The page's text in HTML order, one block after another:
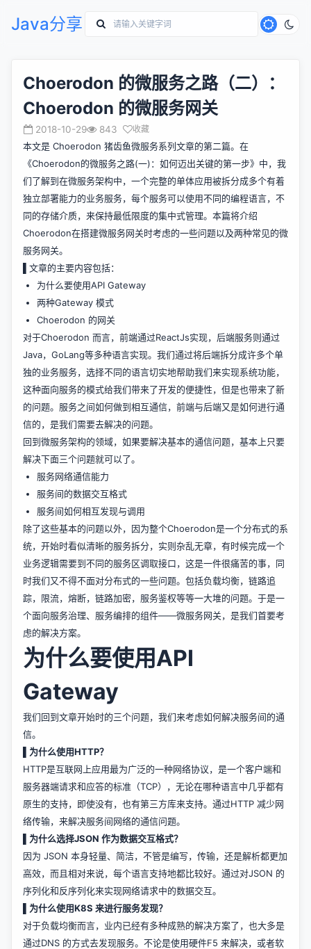
Java分享
Choerodon 的微服务之路（二）：
Choerodon 的微服务网关
2018-10-29 843 收藏
本文是 Choerodon 猪齿鱼微服务系列文章的第二篇。在
《Choerodon的微服务之路(一)：如何迈出关键的第一步》 中，我
们了解到在微服务架构中，一个完整的单体应用被拆分成多个有着
独立部署能力的业务服务，每个服务可以使用不同的编程语言，不
同的存储介质，来保持最低限度的集中式管理。本篇将介绍
Choerodon在搭建微服务网关时考虑的一些问题以及两种常见的微
服务网关。
▌文章的主要内容包括：
为什么要使用API Gateway
两种Gateway 模式
Choerodon 的网关
对于Choerodon 而言，前端通过ReactJs实现，后端服务则通过
Java，GoLang等多种语言实现。我们通过将后端拆分成许多个单
独的业务服务，选择不同的语言切实地帮助我们来实现系统功能，
这种面向服务的模式给我们带来了开发的便捷性，但是也带来了新
的问题。服务之间如何做到相互通信，前端与后端又是如何进行通
信的，是我们需要去解决的问题。
回到微服务架构的领域，如果要解决基本的通信问题，基本上只要
解决下面三个问题就可以了。
服务网络通信能力
服务间的数据交互格式
服务间如何相互发现与调用
除了这些基本的问题以外，因为整个Choerodon是一个分布式的系
统，开始时看似清晰的服务拆分，实则杂乱无章，有时候完成一个
业务逻辑需要到不同的服务区调取接口，这是一件很痛苦的事，同
时我们又不得不面对分布式的一些问题。包括负载均衡，链路追
踪，限流，熔断，链路加密，服务鉴权等等一大堆的问题。于是一
个面向服务治理、服务编排的组件——微服务网关，是我们首要考
虑的解决方案。
为什么要使用API
Gateway
我们回到文章开始时的三个问题，我们来考虑如何解决服务间的通
信。
为什么使用HTTP？
HTTP是互联网上应用最为广泛的一种网络协议，是一个客户端和
服务器端请求和应答的标准（TCP），无论在哪种语言中几乎都有
原生的支持，即使没有，也有第三方库来支持。通过HTTP 减少网
络传输，来解决服务间网络的通信问题。
为什么选择JSON 作为数据交互格式？
因为 JSON 本身轻量、简洁，不管是编写，传输，还是解析都更加
高效，而且相对来说，每个语言支持地都比较好。通过对JSON 的
序列化和反序列化来实现网络请求中的数据交互。
为什么使用K8S 来进行服务发现？
对于负载均衡而言，业内已经有多种成熟的解决方案了，也大多是
通过DNS 的方式去发现服务。不论是使用硬件F5 来解决，或者软